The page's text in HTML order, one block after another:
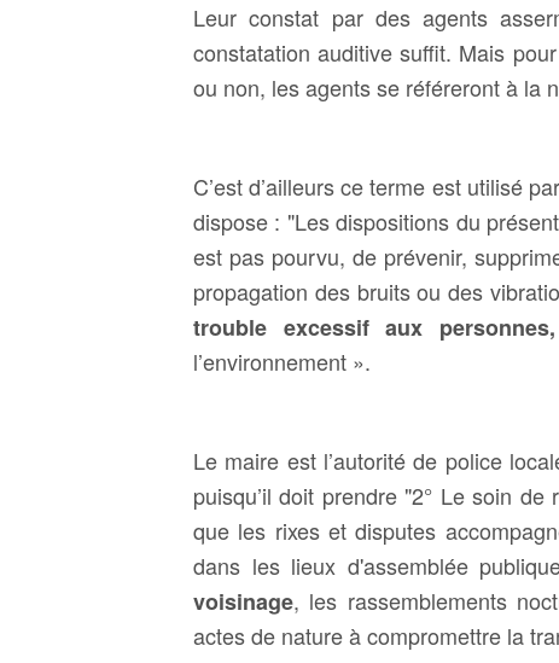
Leur constat par des agents
constatation auditive suffit. Mais
ou non, les agents se référeront à la
C’est d’ailleurs ce terme est utilisé
dispose : "Les dispositions du
est pas pourvu, de prévenir,
propagation des bruits ou des
trouble excessif aux personnes,
l’environnement ».
Le maire est l’autorité de police
puisqu’il doit prendre "2° Le soin de
que les rixes et disputes
dans les lieux d'assemblée
voisinage, les rassemblements
actes de nature à compromettre la